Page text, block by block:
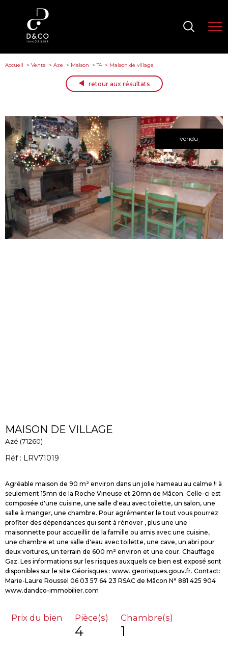
Accueil Vente Aze Maison T4 Maison de village
retour aux résultats
vendu
MAISON DE VILLAGE
Azé (71260)
Réf : LRV71019
Agréable maison de 90 m² environ dans un jolie hameau au calme !! à
seulement 15mn de la Roche Vineuse et 20mn de Mâcon. Celle-ci est
composée d'une cuisine, une salle d'eau avec toilette, un salon, une
salle à manger, une chambre. Pour agrémenter le tout vous pourrez
profiter des dépendances qui sont à rénover , plus une une
maisonnette pour accueillir de la famille ou amis avec une cuisine,
une chambre et une salle d'eau avec toilette, une cave, un abri pour
deux voitures, un terrain de 600 m² environ et une cour. Chauffage
Gaz. Les informations sur les risques auxquels ce bien est exposé sont
disponibles sur le site Géorisques : www. georisques.gouv.fr. Contact:
Marie-Laure Roussel 06 03 57 64 23 RSAC de Mâcon N° 881 425 904
Prix du bien Pièce(s)
4
Chambre(s)
1